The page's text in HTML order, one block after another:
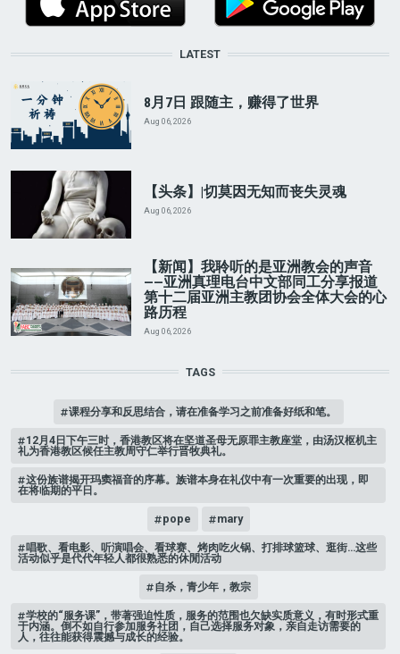
LATEST
8月7日 跟随主，赚得了世界
Aug 06, 2026
【头条】|切莫因无知而丧失灵魂
Aug 06, 2026
【新闻】我聆听的是亚洲教会的声音
——亚洲真理电台中文部同工分享报道
第十二届亚洲主教团协会全体大会的心
路历程
Aug 06, 2026
TAGS
课程分享和反思结合，请在准备学习之前准备好纸和笔。
12月4日下午三时，香港教区将在坚道圣母无原罪主教座堂，由汤汉枢机主
礼为香港教区候任主教周守仁举行晋牧典礼。
这份族谱揭开玛窦福音的序幕。族谱本身在礼仪中有一次重要的出现，即
在将临期的平日。
pope mary
唱歌、看电影、听演唱会、看球赛、烤肉吃火锅、打排球篮球、逛街…这些
活动似乎是代代年轻人都很熟悉的休閒活动
自杀，青少年，教宗
学校的“服务课”，带著强迫性质，服务的范围也欠缺实质意义，有时形式重
于内涵。倒不如自行参加服务社团，自己选择服务对象，亲自走访需要的
人，往往能获得震撼与成长的经验。